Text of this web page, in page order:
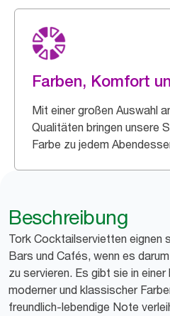
Farben, Komfort
Mit einer großen Auswahl
Qualitäten bringen unsere
Farbe zu jedem
Beschreibung
Tork Cocktailservietten eignen
Bars und Cafés, wenn es
zu servieren. Es gibt sie in
moderner und klassischer
freundlich-lebendige Note